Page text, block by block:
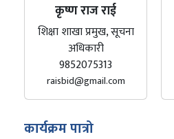
कृष्ण राज राई
शिक्षा शाखा प्रमुख, सूचना
अधिकारी
9852075313
raisbid@gmail.com
कार्यक्रम पात्रो